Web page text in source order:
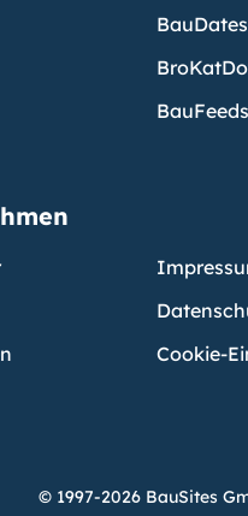
BauDates
BauFeeds
Cookie-
© 1997-2026 BauSites